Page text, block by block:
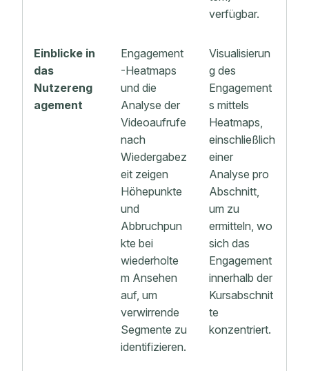
verfügbar.
Einblicke in
das
Nutzereng
agement
Engagement
-Heatmaps
und die
Analyse der
Videoaufrufe
nach
Wiedergabez
eit zeigen
Höhepunkte
und
Abbruchpun
kte bei
wiederholte
m Ansehen
auf, um
verwirrende
Segmente zu
identifizieren.
Visualisierun
g des
Engagement
s mittels
Heatmaps,
einschließlich
einer
Analyse pro
Abschnitt,
um zu
ermitteln, wo
sich das
Engagement
innerhalb der
Kursabschnit
te
konzentriert.